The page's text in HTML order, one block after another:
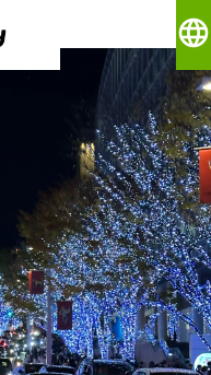
language